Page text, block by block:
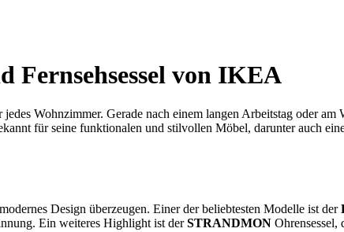
Fernsehsessel von IKEA
Wohnzimmer. Gerade nach einem langen Arbeitstag oder am
für seine funktionalen und stilvollen Möbel, darunter auch
Design überzeugen. Einer der beliebtesten Modelle ist der
Ein weiteres Highlight ist derSTRANDMON Ohrensessel,